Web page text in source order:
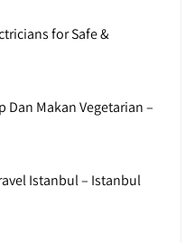
for Safe &
Dan Makan Vegetarian –
Istanbul – Istanbul